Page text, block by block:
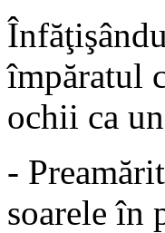
împăratul
ochii ca
-
soarele în